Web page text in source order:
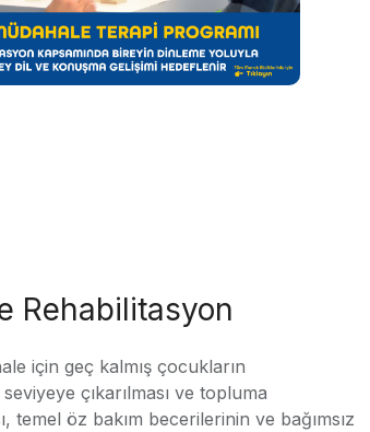
Rehabilitasyon
için geç kalmış çocukların
çıkarılması ve topluma
temel öz bakım becerilerinin ve bağımsız